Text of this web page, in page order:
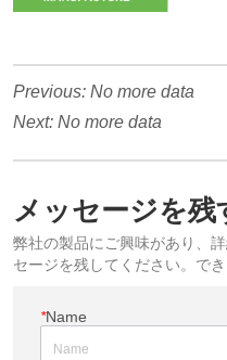
Previous:No more data
Next:No more data
メッセージを残
弊社の製品にご興味があり、
セージを残してください。で
*Name